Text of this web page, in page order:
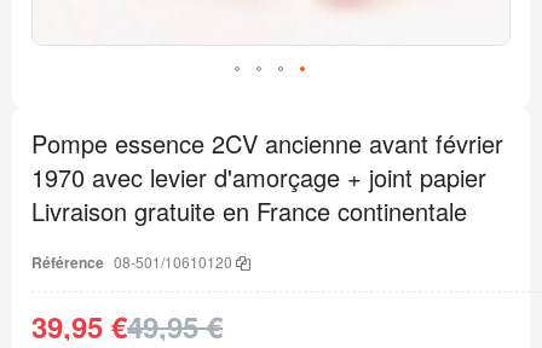
début
de
la
Galerie
d’images
Pompe essence 2CV ancienne avant février
1970 avec levier d'amorçage + joint papier
Livraison gratuite en France continentale
Référence 08-501/10610120
39,95 €49,95 €